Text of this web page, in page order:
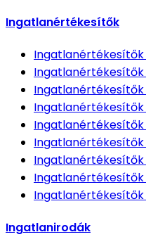
Ingatlanértékesítők
Ingatlanértékesítők
Ingatlanértékesítők
Ingatlanértékesítők
Ingatlanértékesítők
Ingatlanértékesítők
Ingatlanértékesítők
Ingatlanértékesítők
Ingatlanértékesítők
Ingatlanértékesítők
Ingatlanirodák